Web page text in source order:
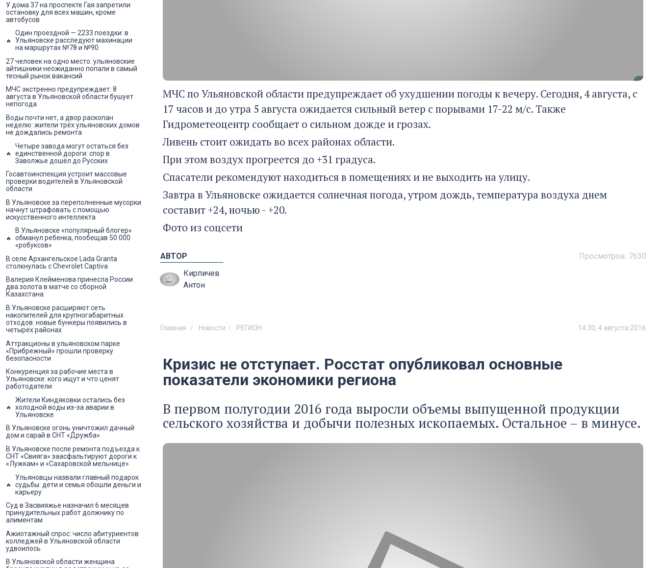
МЧС по Ульяновской области предупреждает об ухудшении погоды к вечеру. Сегодня, 4 августа, с
17 часов и до утра 5 августа ожидается сильный ветер с порывами 17-22 м/с. Также
Гидрометеоцентр сообщает о сильном дожде и грозах.
Ливень стоит ожидать во всех районах области.
При этом воздух прогреется до +31 градуса.
Спасатели рекомендуют находиться в помещениях и не выходить на улицу.
Завтра в Ульяновске ожидается солнечная погода, утром дождь, температура воздуха днем
составит +24, ночью - +20.
Фото из соцсети
Просмотров: 7630
АВТОР
Кирпичев
Антон
Главная Новости РЕГИОН 14:30, 4 августа 2016
Кризис не отступает. Росстат опубликовал основные
показатели экономики региона
В первом полугодии 2016 года выросли объемы выпущенной продукции
сельского хозяйства и добычи полезных ископаемых. Остальное – в минусе.
У дома 37 на проспекте Гая запретили
остановку для всех машин, кроме
автобусов
Один проездной — 2233 поездки: в
Ульяновске расследуют махинации
на маршрутах №78 и №90
27 человек на одно место: ульяновские
айтишники неожиданно попали в самый
тесный рынок вакансий
МЧС экстренно предупреждает: 8
августа в Ульяновской области бушует
непогода
Воды почти нет, а двор раскопан
неделю: жители трёх ульяновских домов
не дождались ремонта
Четыре завода могут остаться без
единственной дороги: спор в
Заволжье дошёл до Русских
Госавтоинспекция устроит массовые
проверки водителей в Ульяновской
области
В Ульяновске за переполненные мусорки
начнут штрафовать с помощью
искусственного интеллекта
В Ульяновске «популярный блогер»
обманул ребенка, пообещав 50 000
«робуксов»
В селе Архангельское Lada Granta
столкнулась с Chevrolet Captiva
Валерия Клейменова принесла России
два золота в матче со сборной
Казахстана
В Ульяновске расширяют сеть
накопителей для крупногабаритных
отходов: новые бункеры появились в
четырёх районах
Аттракционы в ульяновском парке
«Прибрежный» прошли проверку
безопасности
Конкуренция за рабочие места в
Ульяновске: кого ищут и что ценят
работодатели
Жители Киндяковки остались без
холодной воды из-за аварии в
Ульяновске
В Ульяновске огонь уничтожил дачный
дом и сарай в СНТ «Дружба»
В Ульяновске после ремонта подъезда к
СНТ «Свияга» заасфальтируют дороги к
«Лужкам» и «Сахаровской мельнице»
Ульяновцы назвали главный подарок
судьбы: дети и семья обошли деньги и
карьеру
Суд в Засвияжье назначил 6 месяцев
принудительных работ должнику по
алиментам
Ажиотажный спрос: число абитуриентов
колледжей в Ульяновской области
удвоилось
В Ульяновской области женщина